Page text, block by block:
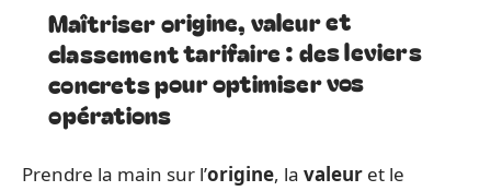
Maîtriser origine, valeur et
classement tarifaire : des leviers
concrets pour optimiser vos
opérations
Prendre la main sur l’origine, la valeur et le